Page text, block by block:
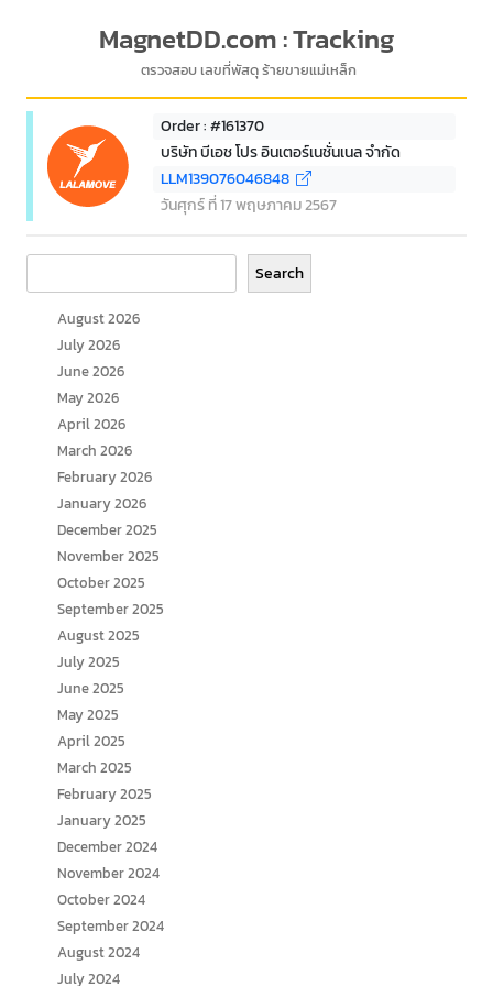
MagnetDD.com : Tracking
ตรวจสอบ เลขที่พัสดุ ร้ายขายแม่เหล็ก
Order : #161370
บริษัท บีเอช โปร อินเตอร์เนชั่นเนล จำกัด
LLM139076046848
วันศุกร์ ที่ 17 พฤษภาคม 2567
Search
August 2026
July 2026
June 2026
May 2026
April 2026
March 2026
February 2026
January 2026
December 2025
November 2025
October 2025
September 2025
August 2025
July 2025
June 2025
May 2025
April 2025
March 2025
February 2025
January 2025
December 2024
November 2024
October 2024
September 2024
August 2024
July 2024